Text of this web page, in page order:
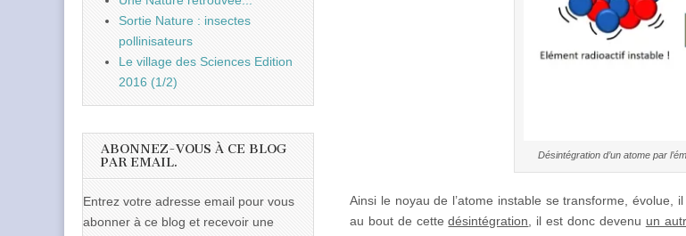
Désintégration d’un atome par
Ainsi le noyau de l’atome instable se transforme, évolue,
au bout de cettedésintégration , il est donc devenu un
Sortie Nature : insectes
pollinisateurs
Le village des Sciences Edition
2016 (1/2)
ABONNEZ-VOUS À CE BLOG
PAR EMAIL.
Entrez votre adresse email pour vous
abonner à ce blog et recevoir une